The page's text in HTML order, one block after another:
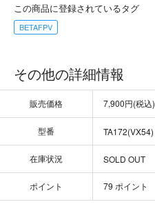
この商品に登録されているタグ
BETAFPV
その他の詳細情報
販売価格 7,900円(税込)
型番 TA172(VX54)
在庫状況 SOLD OUT
ポイント 79 ポイント